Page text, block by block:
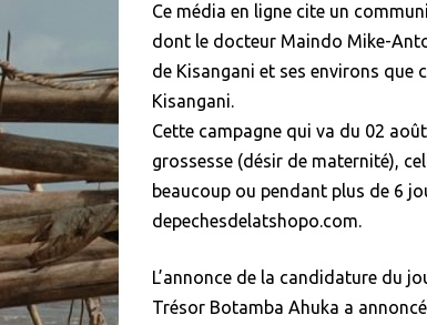
Ce média en ligne cite un
dont le docteur Maindo Mike-
de Kisangani et ses environs que
Kisangani.
Cette campagne qui va du 02
grossesse (désir de maternité),
beaucoup ou pendant plus de 6
depechesdelatshopo.com.
L’annonce de la candidature du
Trésor Botamba Ahuka a